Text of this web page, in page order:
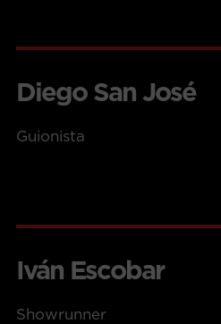
Diego San José
Guionista
Iván Escobar
Showrunner